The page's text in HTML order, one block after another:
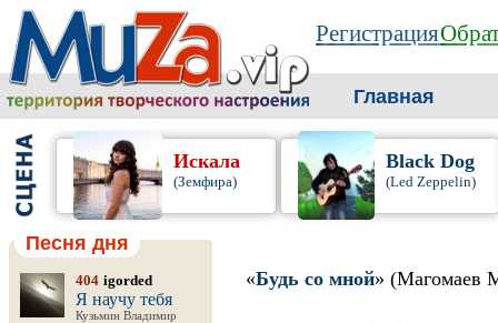
Регистрация
Главная
Искала
(Земфира)
Black Dog
(Led Zeppelin)
Песня дня
404 igorded
Я научу тебя
Кузьмин Владимир
«Будь со мной» (Магомаев